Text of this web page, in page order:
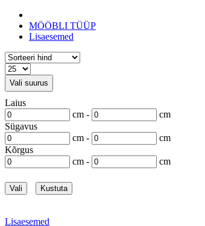
MÖÖBLI TÜÜP
Lisaesemed
Vali suurus
Laius
cm -
cm
Sügavus
cm -
cm
Kõrgus
cm -
cm
Vali Kustuta
Lisaesemed